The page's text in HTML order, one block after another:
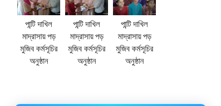
পান্টি দাখিল
মাদ্রাসায় পড়
মুজিব কর্মসূচির
অনুষ্ঠান
পান্টি দাখিল
মাদ্রাসায় পড়
মুজিব কর্মসূচির
অনুষ্ঠান
পান্টি দাখিল
মাদ্রাসায় পড়
মুজিব কর্মসূচির
অনুষ্ঠান